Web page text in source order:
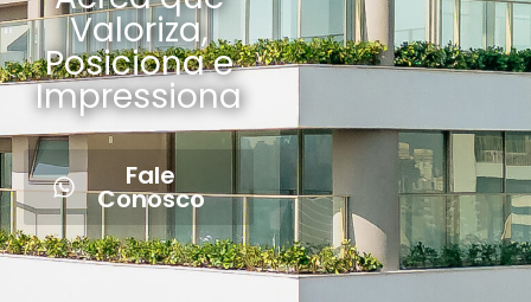
Valoriza,
Posiciona e
Impressiona
Fale
Conosco